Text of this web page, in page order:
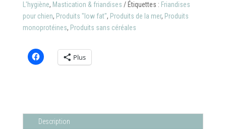
L'hygiène, Mastication & friandises Étiquettes : Friandises
pour chien, Produits "low fat", Produits de la mer, Produits
monoprotéines, Produits sans céréales
Plus
Description